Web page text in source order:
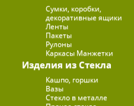
Сумки, коробки,
декоративные ящики
Ленты
Пакеты
Рулоны
Каркасы Манжетки
Изделия из Стекла
Кашпо, горшки
Вазы
Стекло в металле